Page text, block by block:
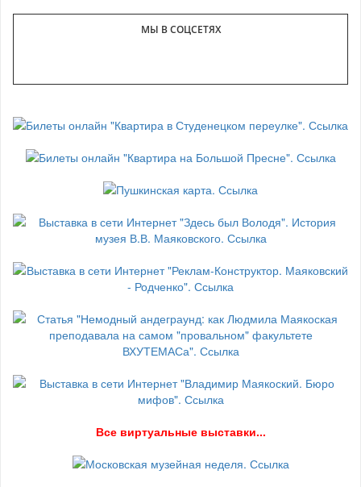
МЫ В СОЦСЕТЯХ
Все виртуальные выставки...